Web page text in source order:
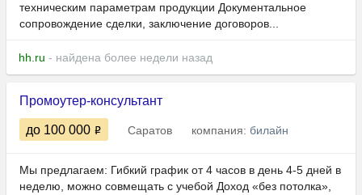
техническим параметрам продукции Документальное
сопровождение сделки, заключение договоров...
hh.ru - найдена более недели назад
Промоутер-консультант
до 100 000 Саратов компания: билайн
Мы предлагаем: Гибкий график от 4 часов в день 4-5 дней в
неделю, можно совмещать с учебой Доход «без потолка»,